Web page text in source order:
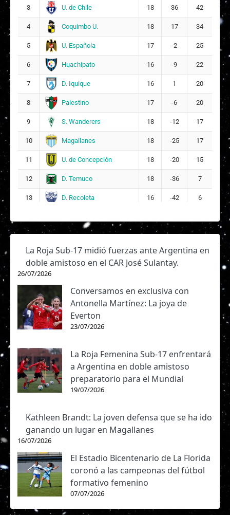
A Amanda Leónor Véliz Gómez
? Ángela Flores Pastén
21 F Franchesca Denisse Gómez Salgado
3 U. de Chile 18 36 42
4 Coquimbo U. 18 17 34
5 U. Española 17 -2 25
6 Huachipato 16 -9 22
7 D. Iquique 16 1 20
8 Palestino 17 -6 20
9 S. Wanderers 18 -12 17
10 Magallanes 18 -25 17
11 U. de Concepción 18 -20 15
12 D. Temuco 18 -36 7
13 D. Recoleta 16 -42 6
La Roja Sub-17 midió fuerzas ante Argentina en
doble amistoso en el CAR José Sulantay.
26/07/2026
Conversamos en exclusiva con
Antonella Martínez: La joya de
Everton
23/07/2026
La Roja Femenina Sub-17 enfrentará
a Argentina en doble amistoso
preparatorio para el Mundial
19/07/2026
Kathleen Brandt: La joven defensa que se ha ido
ganando un lugar en Magallanes
16/07/2026
El Estadio Bicentenario de La Florida
coronó a las campeonas del fútbol
formativo femenino
07/07/2026